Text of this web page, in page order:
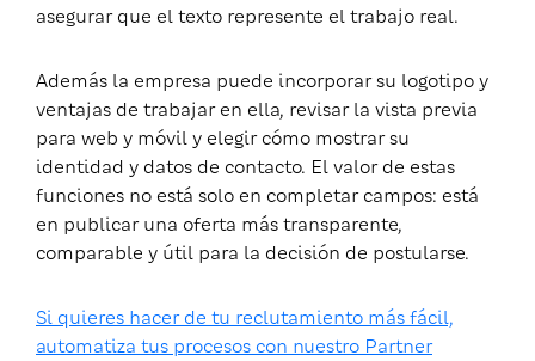
asegurar que el texto represente el trabajo real.
Además la empresa puede incorporar su logotipo y
ventajas de trabajar en ella, revisar la vista previa
para web y móvil y elegir cómo mostrar su
identidad y datos de contacto. El valor de estas
funciones no está solo en completar campos: está
en publicar una oferta más transparente,
comparable y útil para la decisión de postularse.
Si quieres hacer de tu reclutamiento más fácil,
automatiza tus procesos con nuestro Partner